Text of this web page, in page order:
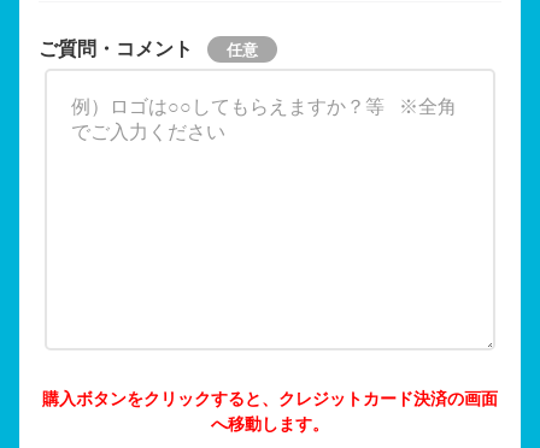
ご質問・コメント
購入ボタンをクリックすると、クレジットカード決済の画面
へ移動します。